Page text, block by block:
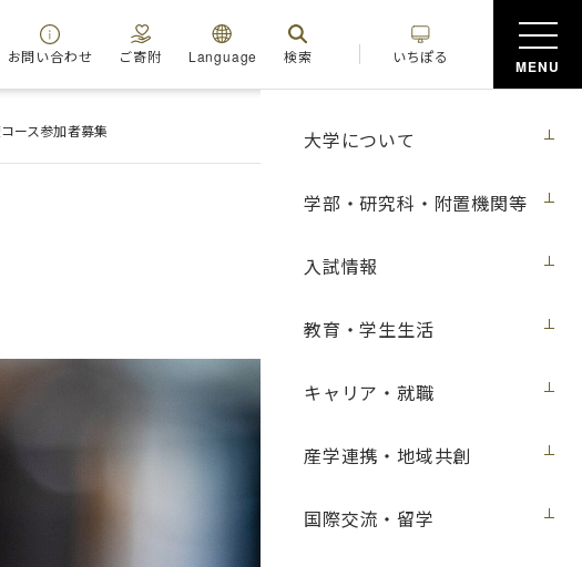
大学について
学部・研究科・附置機関等
入試情報
教育・学生生活
キャリア・就職
産学連携・地域共創
国際交流・留学
お問い合わせ ご寄附 Language 検索 いちぽる
MENU
ース参加者募集